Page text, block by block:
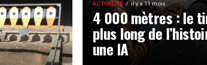
ACTUALITÉ il y a 11 mois
4 000 mètres : le
plus long de
une IA